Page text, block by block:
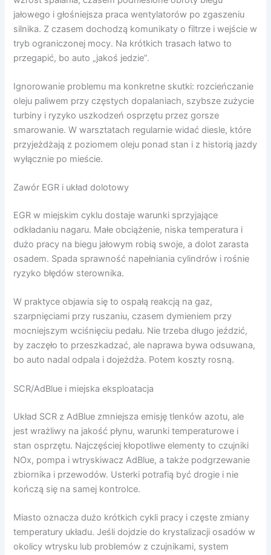
jałowego i głośniejsza praca wentylatorów po zgaszeniu
silnika. Z czasem dochodzą komunikaty o filtrze i wejście w
tryb ograniczonej mocy. Na krótkich trasach łatwo to
przegapić, bo auto „jakoś jedzie”.
Ignorowanie problemu ma konkretne skutki: rozcieńczanie
oleju paliwem przy częstych dopalaniach, szybsze zużycie
turbiny i ryzyko uszkodzeń osprzętu przez gorsze
smarowanie. W warsztatach regularnie widać diesle, które
przyjeżdżają z poziomem oleju ponad stan i z historią jazdy
wyłącznie po mieście.
Zawór EGR i układ dolotowy
EGR w miejskim cyklu dostaje warunki sprzyjające
odkładaniu nagaru. Małe obciążenie, niska temperatura i
dużo pracy na biegu jałowym robią swoje, a dolot zarasta
osadem. Spada sprawność napełniania cylindrów i rośnie
ryzyko błędów sterownika.
W praktyce objawia się to ospałą reakcją na gaz,
szarpnięciami przy ruszaniu, czasem dymieniem przy
mocniejszym wciśnięciu pedału. Nie trzeba długo jeździć,
by zaczęło to przeszkadzać, ale naprawa bywa odsuwana,
bo auto nadal odpala i dojeżdża. Potem koszty rosną.
SCR/AdBlue i miejska eksploatacja
Układ SCR z AdBlue zmniejsza emisję tlenków azotu, ale
jest wrażliwy na jakość płynu, warunki temperaturowe i
stan osprzętu. Najczęściej kłopotliwe elementy to czujniki
NOx, pompa i wtryskiwacz AdBlue, a także podgrzewanie
zbiornika i przewodów. Usterki potrafią być drogie i nie
kończą się na samej kontrolce.
Miasto oznacza dużo krótkich cykli pracy i częste zmiany
temperatury układu. Jeśli dojdzie do krystalizacji osadów w
okolicy wtrysku lub problemów z czujnikami, system